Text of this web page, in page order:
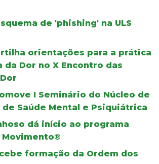
de 'phishing' na ULS
orientações para a prática
da Dor no X Encontro das
I Seminário do Núcleo de
Saúde Mental e Psiquiátrica
dá início ao programa
formação da Ordem dos